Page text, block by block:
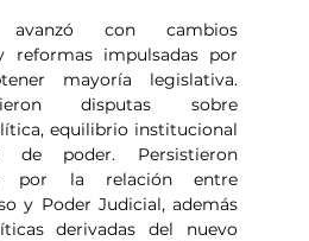
con cambios
reformas impulsadas por
mayoría legislativa.
disputas sobre
equilibrio institucional
de poder. Persistieron
por la relación entre
y Poder Judicial, además
derivadas del nuevo